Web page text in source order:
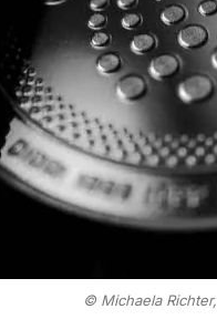
© Michaela